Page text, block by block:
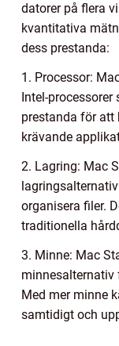
datorer på flera
kvantitativa
dess prestanda:
1. Processor:
Intel-
prestanda för att
krävande
2. Lagring: Mac
organisera filer.
traditionella
3. Minne: Mac
minnesalternativ
Med mer minne
samtidigt och